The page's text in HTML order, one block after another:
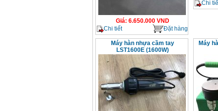
Giá: 6.650.000VND
Chi tiết
Đặt hàng
Chi
Máy hàn nhựa cầm tay
LST1600E (1600W)
Máy